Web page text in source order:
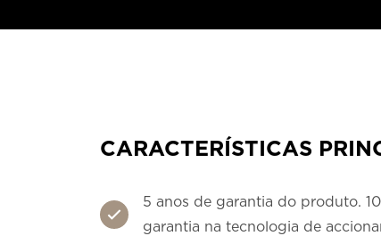
CARACTERÍSTICAS
5 anos de garantia do produto.
garantia na tecnologia de